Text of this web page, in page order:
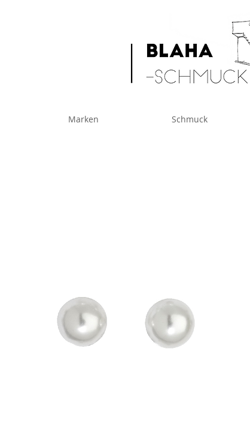
Marken Schmuck